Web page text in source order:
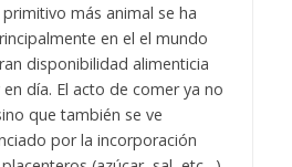
más animal se ha
en el el mundo
disponibilidad alimenticia
día. El acto de comer ya no
que también se ve
por la incorporación